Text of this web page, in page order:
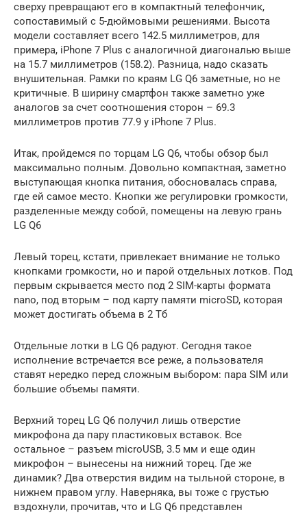
сверху превращают его в компактный телефончик,
сопоставимый с 5-дюймовыми решениями. Высота
модели составляет всего 142.5 миллиметров, для
примера, iPhone 7 Plus с аналогичной диагональю выше
на 15.7 миллиметров (158.2). Разница, надо сказать
внушительная. Рамки по краям LG Q6 заметные, но не
критичные. В ширину смартфон также заметно уже
аналогов за счет соотношения сторон – 69.3
миллиметров против 77.9 у iPhone 7 Plus.
Итак, пройдемся по торцам LG Q6, чтобы обзор был
максимально полным. Довольно компактная, заметно
выступающая кнопка питания, обосновалась справа,
где ей самое место. Кнопки же регулировки громкости,
разделенные между собой, помещены на левую грань
LG Q6
Левый торец, кстати, привлекает внимание не только
кнопками громкости, но и парой отдельных лотков. Под
первым скрывается место под 2 SIM-карты формата
nano, под вторым – под карту памяти microSD, которая
может достигать объема в 2 Тб
Отдельные лотки в LG Q6 радуют. Сегодня такое
исполнение встречается все реже, а пользователя
ставят нередко перед сложным выбором: пара SIM или
большие объемы памяти.
Верхний торец LG Q6 получил лишь отверстие
микрофона да пару пластиковых вставок. Все
остальное – разъем microUSB, 3.5 мм и еще один
микрофон – вынесены на нижний торец. Где же
динамик? Два отверстия видим на тыльной стороне, в
нижнем правом углу. Наверняка, вы тоже с грустью
вздохнули, прочитав, что и LG Q6 представлен